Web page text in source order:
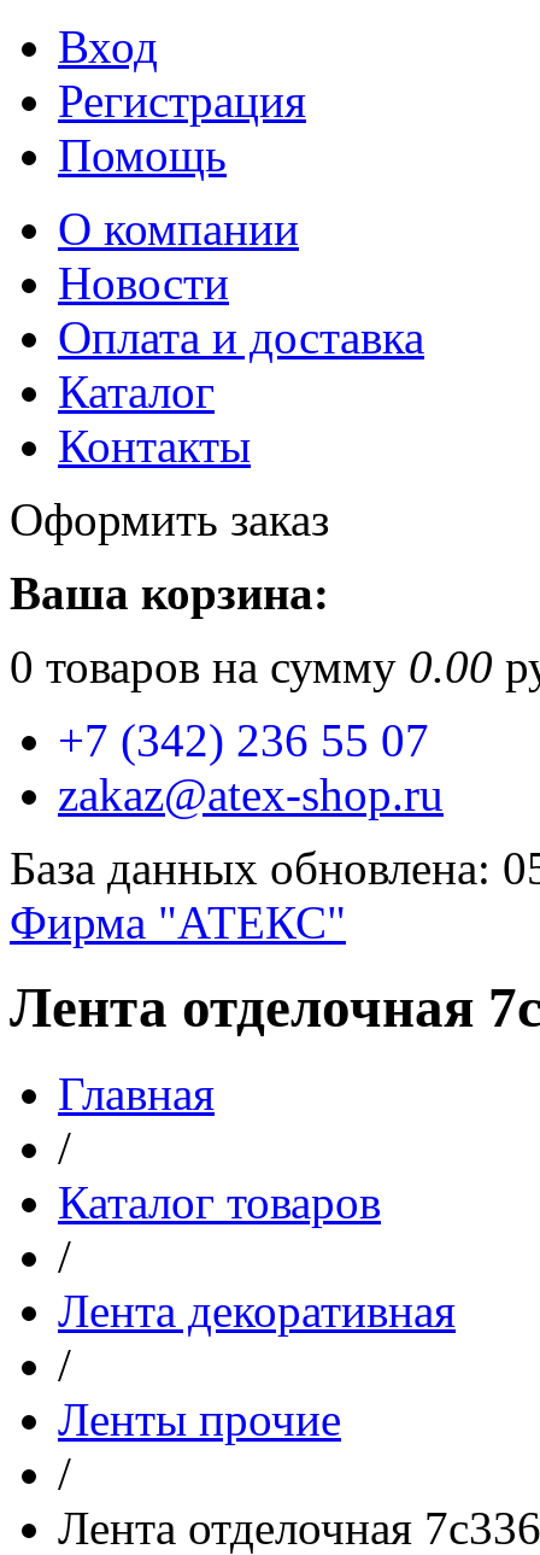
Вход
Регистрация
Помощь
О компании
Новости
Оплата и доставка
Каталог
Контакты
Оформить заказ
Ваша корзина:
0 товаров на сумму 0.00
+7 (342) 236 55 07
zakaz@atex-shop.ru
База данных обновлена:
Фирма "АТЕКС"
Лента отделочная
Главная
/
Каталог товаров
/
Лента декоративная
/
Ленты прочие
/
Лента отделочная